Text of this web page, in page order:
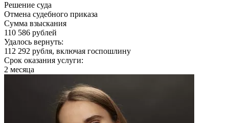
Решение суда
Отмена судебного приказа
Сумма взыскания
110 586 рублей
Удалось вернуть:
112 292 рубля, включая госпошлину
Срок оказания услуги:
2 месяца